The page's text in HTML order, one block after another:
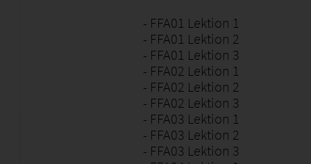
- FFA01 Lektion 1
- FFA01 Lektion 2
- FFA01 Lektion 3
- FFA02 Lektion 1
- FFA02 Lektion 2
- FFA02 Lektion 3
- FFA03 Lektion 1
- FFA03 Lektion 2
- FFA03 Lektion 3